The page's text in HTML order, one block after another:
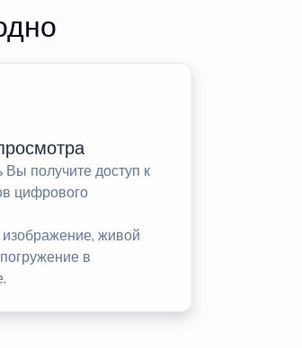
Вы получите доступ к
цифрового
живой
в